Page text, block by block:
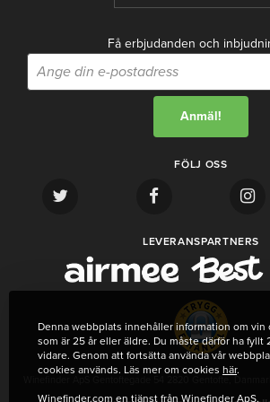
Få erbjudanden och
FÖLJ OSS
LEVERANSPARTNERS
Denna webbplats innehåller information om vin
som är 25 år eller äldre. Du måste därför ha fyllt
vidare. Genom att fortsätta använda vår
cookies används. Läs mer om cookies här.
Winefinder.com en tjänst från Winefinder ApS.